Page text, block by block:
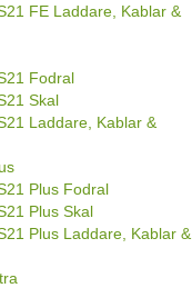
FE Laddare, Kablar &
Fodral
Skal
Laddare, Kablar &
Plus Fodral
Plus Skal
Plus Laddare, Kablar &